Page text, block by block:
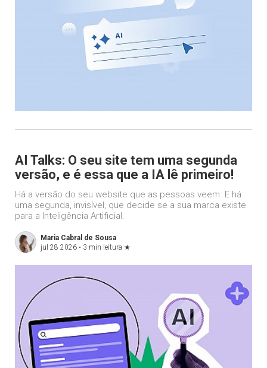
AI Talks: O seu site tem uma segunda
versão, e é essa que a IA lê primeiro!
Há a versão do seu website que as pessoas veem. E há
uma segunda, invisível, que decide se a sua marca existe
para a Inteligência Artificial.
Maria Cabral de Sousa
jul 28 2026 • 3 min leitura ★